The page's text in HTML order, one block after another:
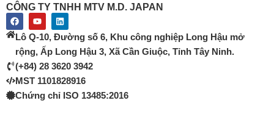
CÔNG TY TNHH MTV M.D. JAPAN
F
a
c
e
b
o
k
Y
o
u
t
u
b
e
L
i
n
k
e
i
n
Lô Q-10, Đường số 6, Khu công nghiệp Long Hậu mở
rộng, Ấp Long Hậu 3, Xã Cần Giuộc, Tỉnh Tây Ninh.
(+84) 28 3620 3942
MST 1101828916
Chứng chỉ ISO 13485:2016